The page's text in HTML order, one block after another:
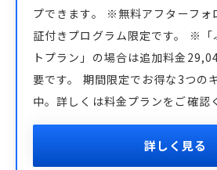
プできます。 ※無料アフターフォ
証付きプログラム限定です。 ※「
トプラン」の場合は追加料金
要です。 期間限定でお得な3つの
中。詳しくは料金プランをご確認
詳しく見る